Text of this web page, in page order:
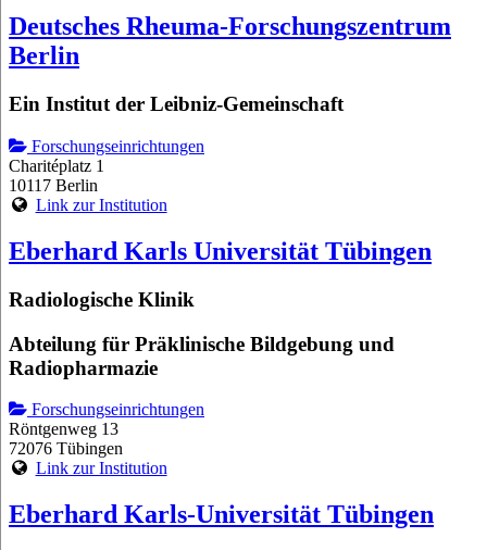
Deutsches Rheuma-Forschungszentrum
Berlin
Ein Institut der Leibniz-Gemeinschaft
Forschungseinrichtungen
Charitéplatz 1
10117 Berlin
Link zur Institution
Eberhard Karls Universität Tübingen
Radiologische Klinik
Abteilung für Präklinische Bildgebung und
Radiopharmazie
Forschungseinrichtungen
Röntgenweg 13
72076 Tübingen
Link zur Institution
Eberhard Karls-Universität Tübingen